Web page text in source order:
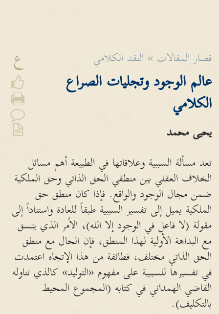
ع قصار المقالات » النقد الكلامي
عالم الوجود وتجليات الصراع
الكلامي
يحيى محمد
تعد مسألة السببية وعلاقاتها في الطبيعة أهم مسائل
الخلاف العقلي بين منطقي الحق الذاتي وحق الملكية
ضمن مجال الوجود والواقع. فإذا كان منطق حق
الملكية يميل إلى تفسير السببية طبقاً للعادة واستناداً إلى
مقولة (لا فاعل في الوجود إلا الله)، الأمر الذي يتسق
مع البداهة الأولية لهذا المنطق، فإن الحال مع منطق
الحق الذاتي مختلف، فطائفة من هذا الإتجاه اعتمدت
في تفسيرها للسببية على مفهوم «التوليد» كالذي تناوله
القاضي الهمداني في كتابه (المجموع المحيط
بالتكليف).